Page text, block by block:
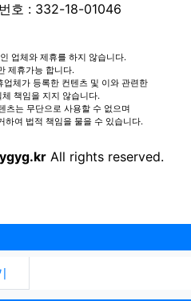
호 : 332-18-01046
업체와 제휴를 하지 않습니다.
제휴가능 합니다.
체가 등록한 컨텐츠 및 이와 관련한
책임을 지지 않습니다.
츠는 무단으로 사용할 수 없으며
하여 법적 책임을 물을 수 있습니다.
All rights reserved.